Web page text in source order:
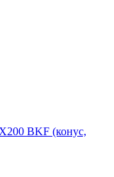
BKF (конус,